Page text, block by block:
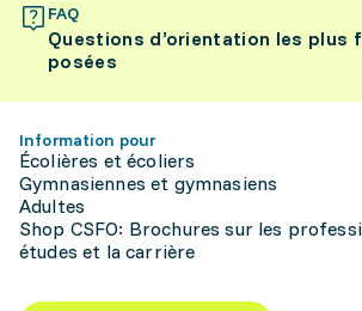
FAQ
Questions d’orientation les plus
posées
Information pour
Écolières et écoliers
Gymnasiennes et gymnasiens
Adultes
Shop CSFO: Brochures sur les
études et la carrière